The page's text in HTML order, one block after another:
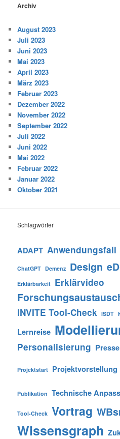
Archiv
August 2023
Juli 2023
Juni 2023
Mai 2023
April 2023
März 2023
Februar 2023
Dezember 2022
November 2022
September 2022
Juli 2022
Juni 2022
Mai 2022
Februar 2022
Januar 2022
Oktober 2021
Schlagwörter
ADAPT Anwendungsfall
ChatGPT Demenz Design
Erklärbarkeit Erklärvideo
INVITE Tool-Check ISDT
Lernreise
Personalisierung Presse
Projektstart Projektvorstellung
Publikation Technische
Tool-Check Vortrag
Wissensgraph